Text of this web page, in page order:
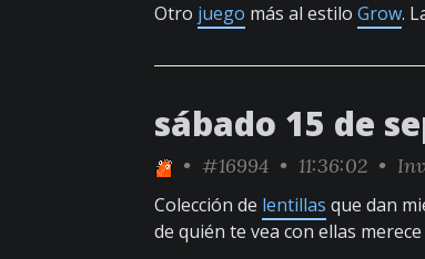
Otro juego más al estilo Grow.
sábado 15 de
• #16994 • 11:36:02 •
Colección de lentillas que dan
de quién te vea con ellas